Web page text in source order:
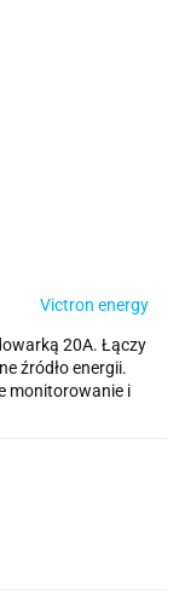
Victron energy
20A. Łączy
źródło energii.
monitorowanie i